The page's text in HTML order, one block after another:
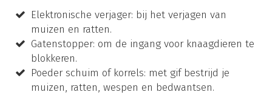
Elektronische verjager: bij het verjagen van
muizen en ratten.
Gatenstopper: om de ingang voor knaagdieren te
blokkeren.
Poeder schuim of korrels: met gif bestrijd je
muizen, ratten, wespen en bedwantsen.